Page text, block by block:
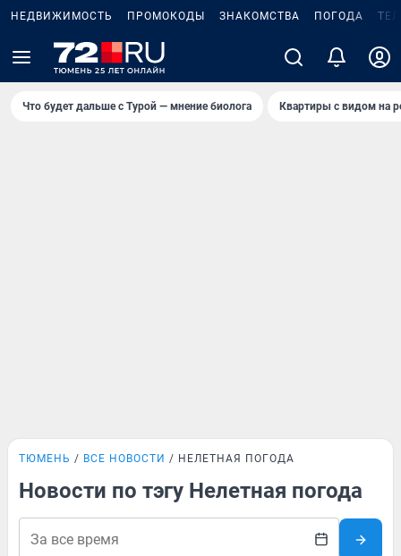
НЕДВИЖИМОСТЬ ПРОМОКОДЫ ЗНАКОМСТВА ПОГОДА
Что будет дальше с Турой — мнение биолога Квартиры с видом на
ТЮМЕНЬ ВСЕ НОВОСТИ НЕЛЕТНАЯ ПОГОДА
Новости по тэгу Нелетная погода